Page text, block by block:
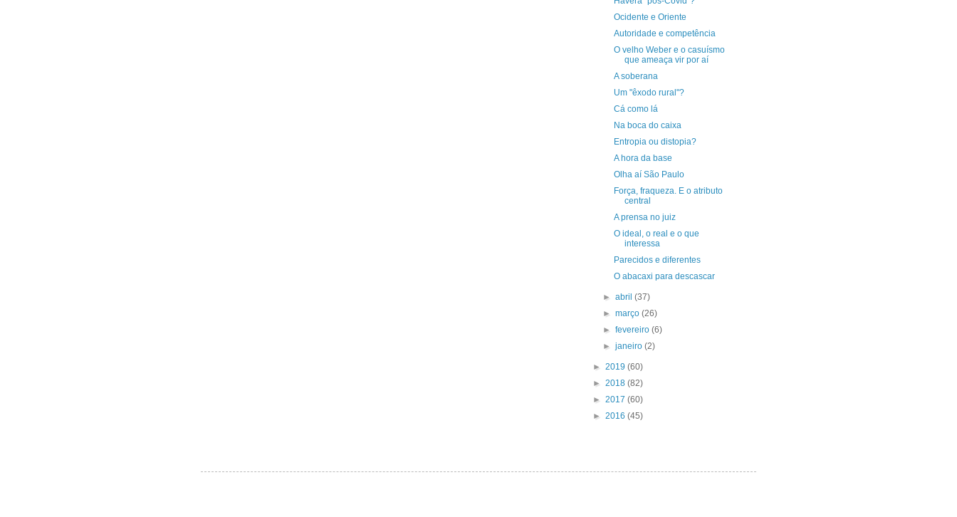
Ocidente e Oriente
Autoridade e competência
O velho Weber e o casuísmo
que ameaça vir por aí
A soberana
Um "êxodo rural"?
Cá como lá
Na boca do caixa
Entropia ou distopia?
A hora da base
Olha aí São Paulo
Força, fraqueza. E o atributo
central
A prensa no juiz
O ideal, o real e o que
interessa
Parecidos e diferentes
O abacaxi para descascar
►abril(37)
►março(26)
►fevereiro(6)
►janeiro(2)
► 2019 (60)
► 2018 (82)
► 2017 (60)
► 2016 (45)